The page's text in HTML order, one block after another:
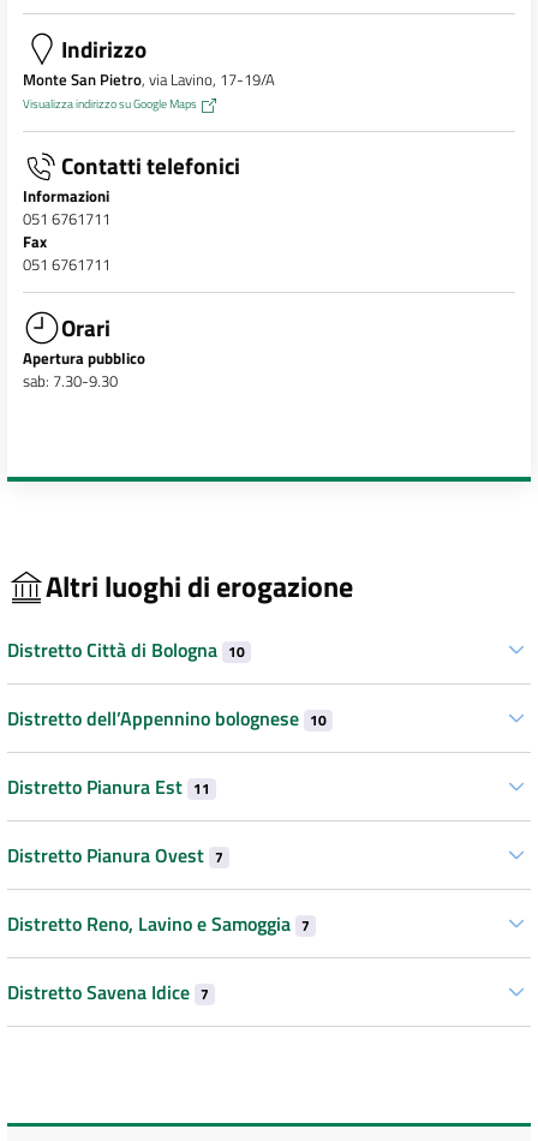
Indirizzo
Monte San Pietro, via Lavino, 17-19/A
Visualizza indirizzo su Google Maps
Contatti telefonici
Informazioni
051 6761711
Fax
051 6761711
Orari
Apertura pubblico
sab: 7.30-9.30
Altri luoghi di erogazione
Distretto Città di Bologna 10
Distretto dell’Appennino bolognese 10
Distretto Pianura Est 11
Distretto Pianura Ovest 7
Distretto Reno, Lavino e Samoggia 7
Distretto Savena Idice 7